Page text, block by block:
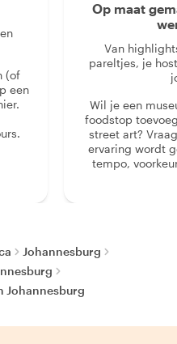
(of
een
Op maat
Van
pareltjes, je
Wil je een
foodstop
street art?
ervaring wordt
tempo,
Johannesburg
Johannesburg